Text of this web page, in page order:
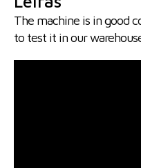
The machine is in good
to test it in our